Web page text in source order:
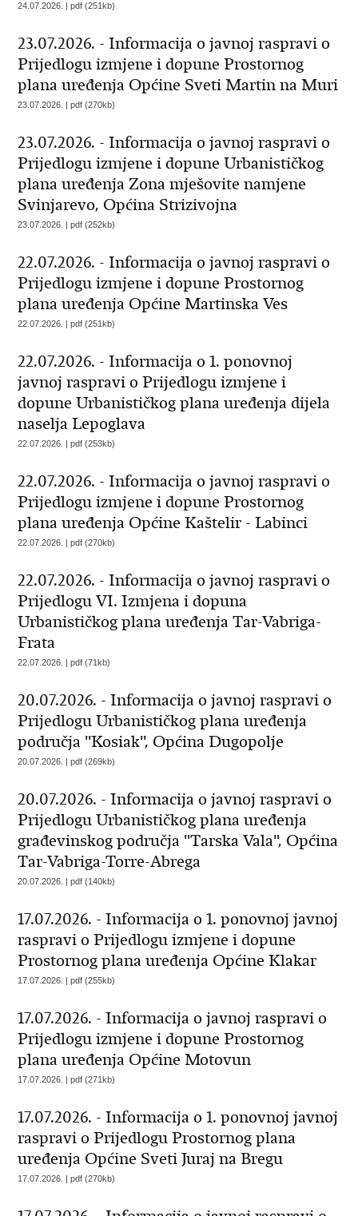
24.07.2026. | pdf (251kb)
23.07.2026. - Informacija o javnoj raspravi o
Prijedlogu izmjene i dopune Prostornog
plana uređenja Općine Sveti Martin na Muri
23.07.2026. | pdf (270kb)
23.07.2026. - Informacija o javnoj raspravi o
Prijedlogu izmjene i dopune Urbanističkog
plana uređenja Zona mješovite namjene
Svinjarevo, Općina Strizivojna
23.07.2026. | pdf (252kb)
22.07.2026. - Informacija o javnoj raspravi o
Prijedlogu izmjene i dopune Prostornog
plana uređenja Općine Martinska Ves
22.07.2026. | pdf (251kb)
22.07.2026. - Informacija o 1. ponovnoj
javnoj raspravi o Prijedlogu izmjene i
dopune Urbanističkog plana uređenja dijela
naselja Lepoglava
22.07.2026. | pdf (253kb)
22.07.2026. - Informacija o javnoj raspravi o
Prijedlogu izmjene i dopune Prostornog
plana uređenja Općine Kaštelir - Labinci
22.07.2026. | pdf (270kb)
22.07.2026. - Informacija o javnoj raspravi o
Prijedlogu VI. Izmjena i dopuna
Urbanističkog plana uređenja Tar-­Vabriga-
Frata
22.07.2026. | pdf (71kb)
20.07.2026. - Informacija o javnoj raspravi o
Prijedlogu Urbanističkog plana uređenja
područja ''Kosiak'', Općina Dugopolje
20.07.2026. | pdf (269kb)
20.07.2026. - Informacija o javnoj raspravi o
Prijedlogu Urbanističkog plana uređenja
građevinskog područja "Tarska Vala", Općina
Tar-Vabriga-Torre-Abrega
20.07.2026. | pdf (140kb)
17.07.2026. - Informacija o 1. ponovnoj javnoj
raspravi o Prijedlogu izmjene i dopune
Prostornog plana uređenja Općine Klakar
17.07.2026. | pdf (255kb)
17.07.2026. - Informacija o javnoj raspravi o
Prijedlogu izmjene i dopune Prostornog
plana uređenja Općine Motovun
17.07.2026. | pdf (271kb)
17.07.2026. - Informacija o 1. ponovnoj javnoj
raspravi o Prijedlogu Prostornog plana
uređenja Općine Sveti Juraj na Bregu
17.07.2026. | pdf (270kb)